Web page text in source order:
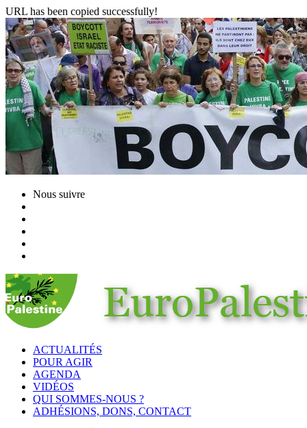
URL has been copied successfully!
Nous suivre
ACTUALITÉS
POUR AGIR
AGENDA
VIDÉOS
QUI SOMMES-NOUS ?
ADHÉSIONS, DONS, CONTACT